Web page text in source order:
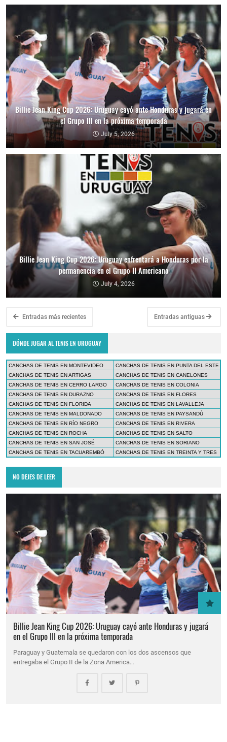
Billie Jean King Cup 2026: Uruguay cayó ante Honduras y jugará en
el Grupo III en la próxima temporada
July 5, 2026
Billie Jean King Cup 2026: Uruguay enfrentará a Honduras por la
permanencia en el Grupo II Americano
July 4, 2026
Entradas más recientes Entradas antiguas
DÓNDE JUGAR AL TENIS EN URUGUAY
CANCHAS DE TENIS EN MONTEVIDEO
CANCHAS DE TENIS EN PUNTA DEL ESTE
CANCHAS DE TENIS EN ARTIGAS
CANCHAS DE TENIS EN CANELONES
CANCHAS DE TENIS EN CERRO LARGO
CANCHAS DE TENIS EN COLONIA
CANCHAS DE TENIS EN DURAZNO
CANCHAS DE TENIS EN FLORES
CANCHAS DE TENIS EN FLORIDA
CANCHAS DE TENIS EN LAVALLEJA
CANCHAS DE TENIS EN MALDONADO
CANCHAS DE TENIS EN PAYSANDÚ
CANCHAS DE TENIS EN RÍO NEGRO
CANCHAS DE TENIS EN RIVERA
CANCHAS DE TENIS EN ROCHA
CANCHAS DE TENIS EN SALTO
CANCHAS DE TENIS EN SAN JOSÉ
CANCHAS DE TENIS EN SORIANO
CANCHAS DE TENIS EN TACUAREMBÓ
CANCHAS DE TENIS EN TREINTA Y TRES
NO DEJES DE LEER
Billie Jean King Cup 2026: Uruguay cayó ante Honduras y jugará
en el Grupo III en la próxima temporada
Paraguay y Guatemala se quedaron con los dos ascensos que
entregaba el Grupo II de la Zona America…